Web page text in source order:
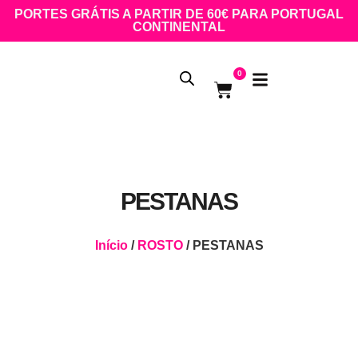
PORTES GRÁTIS A PARTIR DE 60€ PARA PORTUGAL
CONTINENTAL
0
PESTANAS
Início/ ROSTO/ PESTANAS